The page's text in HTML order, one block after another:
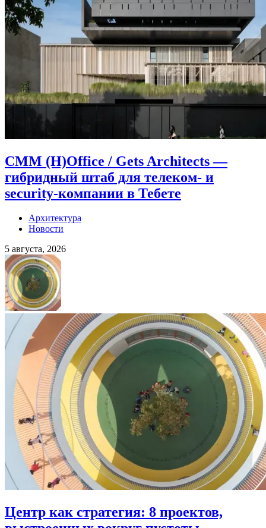
CMM (H)Office / Gets Architects —
гибридный штаб для телеком- и
security-компании в Тебете
Архитектура
Новости
5 августа, 2026
Центр как стратегия: 8 проектов,